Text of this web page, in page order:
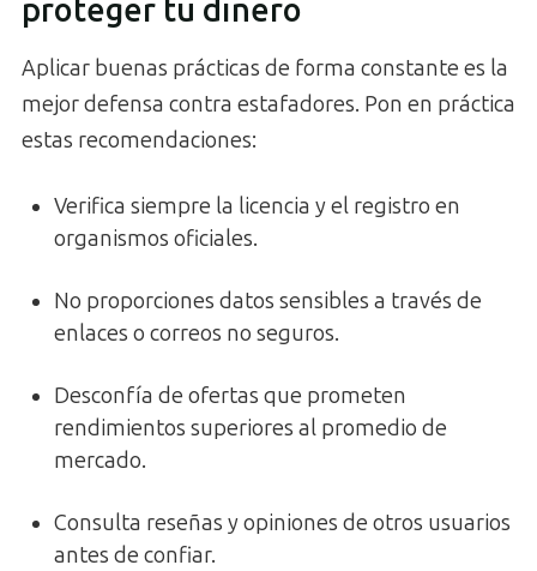
proteger tu dinero
Aplicar buenas prácticas de forma constante es la
mejor defensa contra estafadores. Pon en práctica
estas recomendaciones:
Verifica siempre la licencia y el registro en
organismos oficiales.
No proporciones datos sensibles a través de
enlaces o correos no seguros.
Desconfía de ofertas que prometen
rendimientos superiores al promedio de
mercado.
Consulta reseñas y opiniones de otros usuarios
antes de confiar.